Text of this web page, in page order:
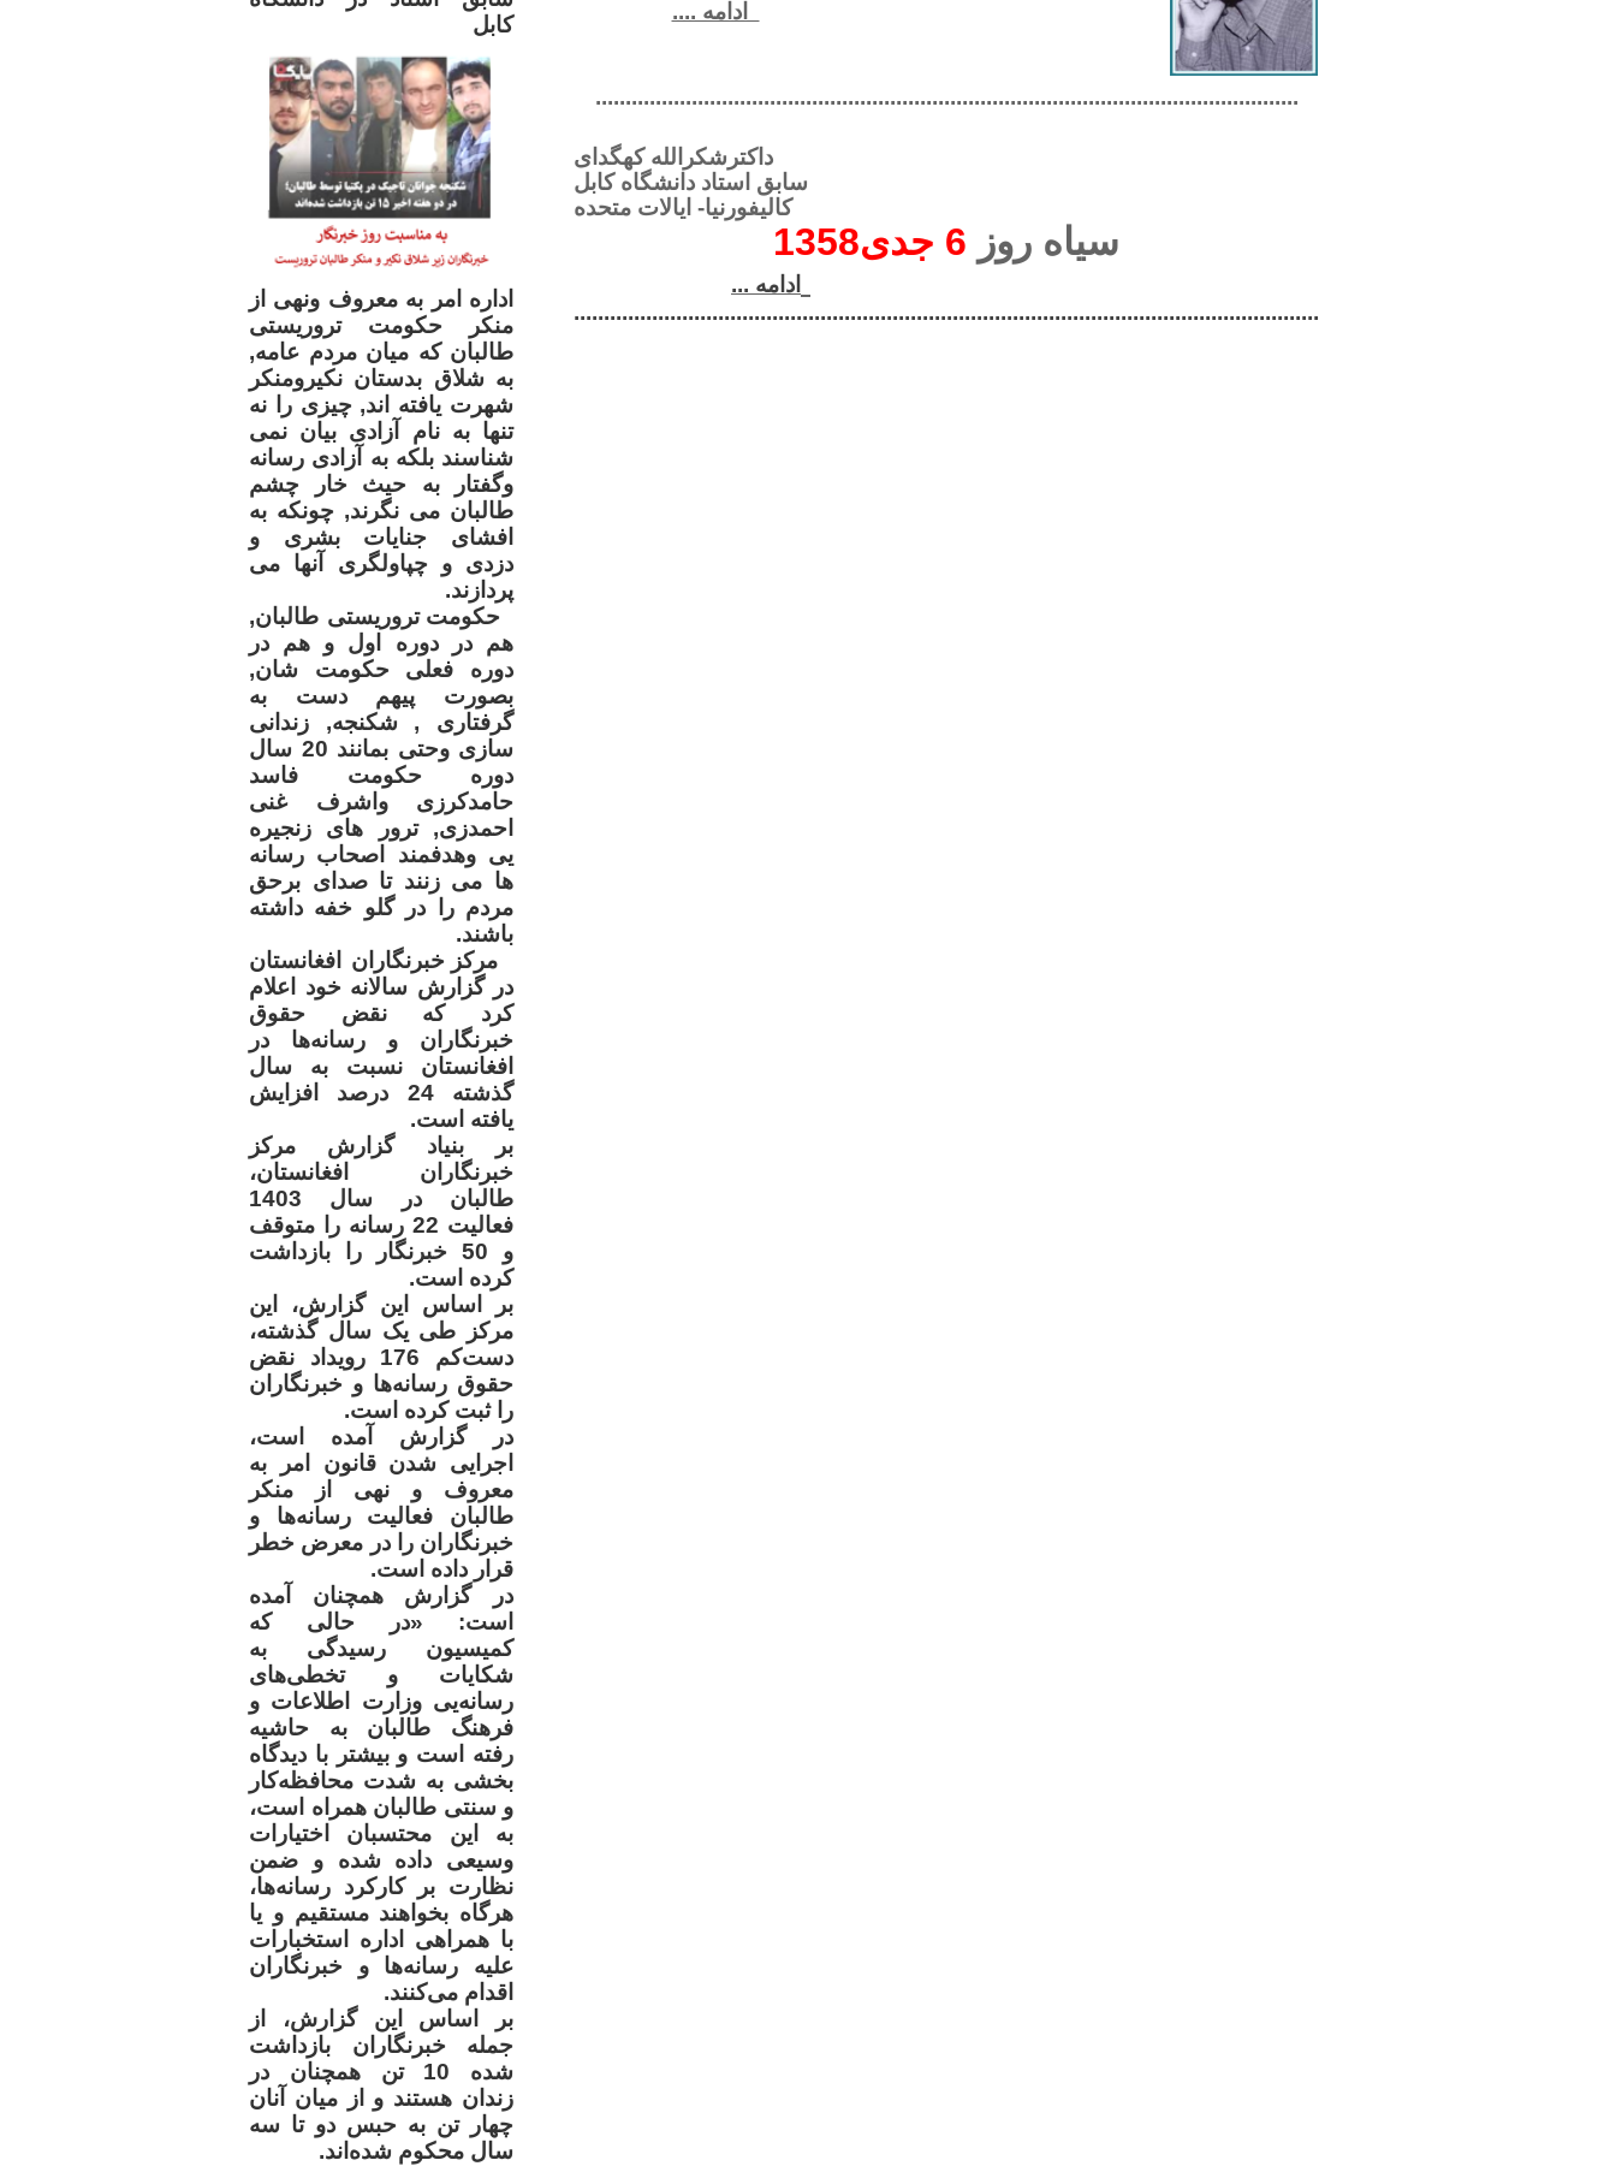
کابل
اداره امر به معروف ونهی از
منکر حکومت تروریستی
طالبان که میان مردم عامه,
به شلاق بدستان نکیرومنکر
شهرت یافته اند, چیزی را نه
تنها به نام آزادی بیان نمی
شناسند بلکه به آزادی رسانه
وگفتار به حیث خار چشم
طالبان می نگرند, چونکه به
افشای جنایات بشری و
دزدی و چپاولگری آنها می
پردازند.
حکومت تروریستی طالبان,
هم در دوره اول و هم در
دوره فعلی حکومت شان,
بصورت پیهم دست به
گرفتاری , شکنجه, زندانی
سازی وحتی بمانند 20 سال
دوره حکومت فاسد
حامدکرزی واشرف غنی
احمدزی, ترور های زنجیره
یی وهدفمند اصحاب رسانه
ها می زنند تا صدای برحق
مردم را در گلو خفه داشته
باشند.
مرکز خبرنگاران افغانستان
در گزارش سالانه‌ خود اعلام
کرد که نقض حقوق
خبرنگاران و رسانه‌ها در
افغانستان نسبت به سال
گذشته 24 درصد افزایش
یافته‌ است.
بر بنیاد گزارش مرکز
خبرنگاران افغانستان،
طالبان در سال 1403
فعالیت 22 رسانه را متوقف
و 50 خبرنگار را بازداشت
کرده‌ است.
بر اساس این گزارش، این
مرکز طی یک سال گذشته،
دست‌کم 176 رویداد نقض
حقوق رسانه‌ها و خبرنگاران
را ثبت کرده است.
در گزارش آمده است،
اجرایی شدن قانون امر به
معروف و نهی از منکر
طالبان فعالیت رسانه‌ها و
خبرنگاران را در معرض خطر
قرار داده است.
در گزارش همچنان آمده
است: «در حالی که
کمیسیون رسیدگی به
شکایات و تخطی‌های
رسانه‌یی وزارت اطلاعات و
فرهنگ طالبان به حاشیه
رفته است و بیشتر با دیدگاه
بخشی به شدت محافظه‌کار
و سنتی طالبان همراه است،
به این محتسبان اختیارات
وسیعی داده شده و ضمن
نظارت بر کارکرد رسانه‌ها،
هرگاه بخواهند مستقیم و یا
با همراهی اداره استخبارات
علیه رسانه‌ها و خبرنگاران
اقدام می‌کنند.
بر اساس این گزارش، از
جمله خبرنگاران بازداشت
شده 10 تن همچنان در
زندان هستند و از میان آنان
چهار تن به حبس دو تا سه
سال محکوم شده‌اند.
ادامه ....
.....................................................................................................................
داکترشکرالله کهگدای
سابق استاد دانشگاه کابل
کالیفورنیا- ایالات متحده
سیاه روز 6 جدی1358
ادامه ...
............................................................................................................................